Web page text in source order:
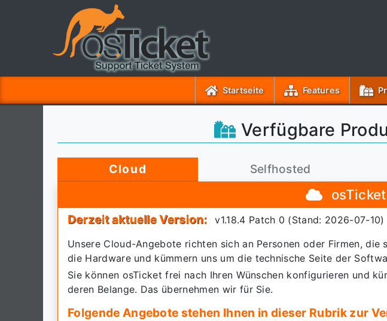
Startseite Features
Verfügbare
Cloud Selfhosted
Derzeit aktuelle Version:
v1.18.4 Patch 0 (Stand: 2026-07-10)
Unsere Cloud-Angebote richten sich an Personen oder Firmen,
die Hardware und kümmern uns um die technische Seite der
Sie können osTicket frei nach Ihren Wünschen konfigurieren und
deren Belange. Das übernehmen wir für Sie.
Folgende Angebote stehen Ihnen in dieser Rubrik zur